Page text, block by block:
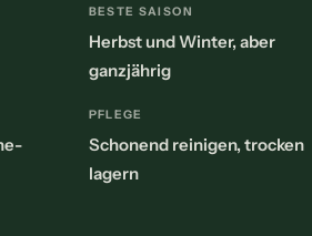
BESTE SAISON
Herbst und Winter, aber
ganzjährig
PFLEGE
Schonend reinigen, trocken
lagern